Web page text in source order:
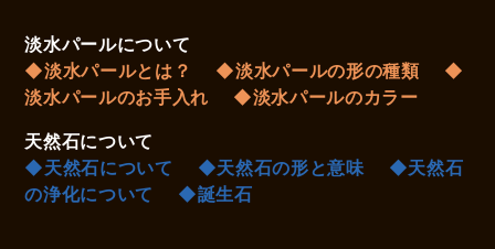
淡水パールについて
◆淡水パールとは？
◆淡水パールの形の種類
◆
淡水パールのお手入れ
◆淡水パールのカラー
天然石について
◆天然石について
◆天然石の形と意味
◆天然石
の浄化について
◆誕生石